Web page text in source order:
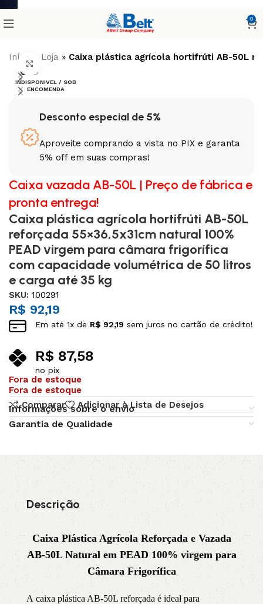
0
Início Loja » Caixa plástica agrícola hortifrúti AB-50L
INDISPONIVEL / SOB
ENCOMENDA
Clique para ampliar
Desconto especial de 5%
Aproveite comprando a vista no PIX e garanta
5% off em suas compras!
Caixa vazada AB-50L | Preço de fábrica e
pronta entrega!
Caixa plástica agrícola hortifrúti AB-50L
reforçada 55×36,5x31cm natural 100%
PEAD virgem para câmara frigorífica
com capacidade volumétrica de 50 litros
e carga até 35 kg
SKU:100291
R$ 92,19
Em até1x de R$ 92,19 sem juros no cartão de crédito!
R$ 87,58
no pix
Fora de estoque
Fora de estoque
Comparar
Adicionar à Lista de Desejos
Informações sobre o envio
Garantia de Qualidade
Descrição
CaixaPlástica Agrícola Reforçada e Vazada
AB-50L Natural em PEAD 100% virgem para
Câmara Frigorífica
A caixa plástica AB-50L reforçada é ideal para